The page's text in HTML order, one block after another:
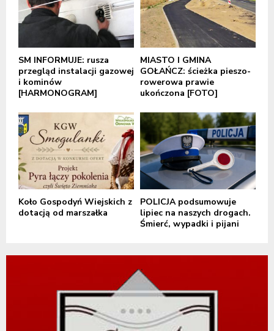
SM INFORMUJE: rusza
przegląd instalacji gazowej
i kominów
[HARMONOGRAM]
MIASTO I GMINA
GOŁAŃCZ: ścieżka pieszo-
rowerowa prawie
ukończona [FOTO]
Koło Gospodyń Wiejskich z
dotacją od marszałka
POLICJA podsumowuje
lipiec na naszych drogach.
Śmierć, wypadki i pijani